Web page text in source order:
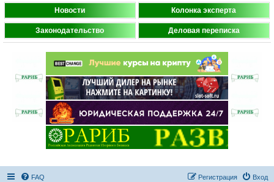
Новости Колонка эксперта
Законодательство Деловая переписка
FAQ Вход
Регистрация